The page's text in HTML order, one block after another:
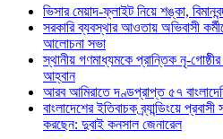
ভিসার মেয়াদ-ফ্লাইট নিয়ে শঙ্কা,
সরকারি ব্যবস্থার আওতায় অভিবাসী
আলোচনা সভা
স্থানীয় গণমাধ্যমকে প্রান্তিক নৃ-
আহ্বান
আরব আমিরাতে দণ্ডপ্রাপ্ত ৫৭
বাংলাদেশের ইতিবাচক ব্র্যান্ডিংয়ে
করছেন: দুবাই কনসাল জেনারেল